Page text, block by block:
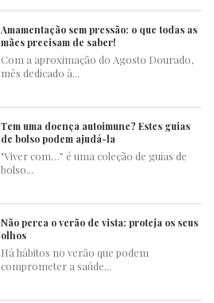
Amamentação sem pressão: o que todas as
mães precisam de saber!
Com a aproximação do Agosto Dourado,
mês dedicado à...
Tem uma doença autoimune? Estes guias
de bolso podem ajudá-la
"Viver com…” é uma coleção de guias de
bolso...
Não perca o verão de vista: proteja os seus
olhos
Há hábitos no verão que podem
comprometer a saúde...